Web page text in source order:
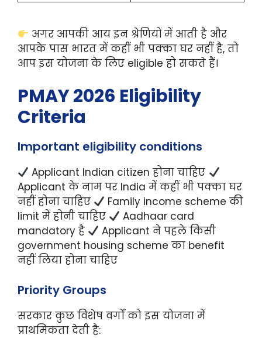
अगर आपकी आय इन श्रेणियों में आती है और
आपके पास भारत में कहीं भी पक्का घर नहीं है, तो
आप इस योजना के लिए eligible हो सकते हैं।
PMAY 2026 Eligibility
Criteria
Important eligibility conditions
Applicant Indian citizen होना चाहिए
Applicant के नाम पर India में कहीं भी पक्का घर
नहीं होना चाहिए
Family income scheme की
limit में होनी चाहिए
Aadhaar card
mandatory है
Applicant ने पहले किसी
government housing scheme का benefit
नहीं लिया होना चाहिए
Priority Groups
सरकार कुछ विशेष वर्गों को इस योजना में
प्राथमिकता देती है: